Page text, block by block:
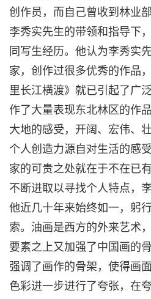
创作员，而自己曾收到林业
李秀实先生的带领和指导下
同写生经历。他认为李秀实
家，创作过很多优秀的作品
里长江横渡》就已引起了广
作了大量表现东北林区的作
大地的感受，开阔、宏伟、
个人创造力源自对生活的感
家的可贵之处就在于不在已
不断进取以寻找个人特点，
他近几十年来始终如一，躬
索。油画是西方的外来艺术
要素之上又加强了中国画的
强调了画作的骨架，使得画
色彩进一步进行了夸张，在